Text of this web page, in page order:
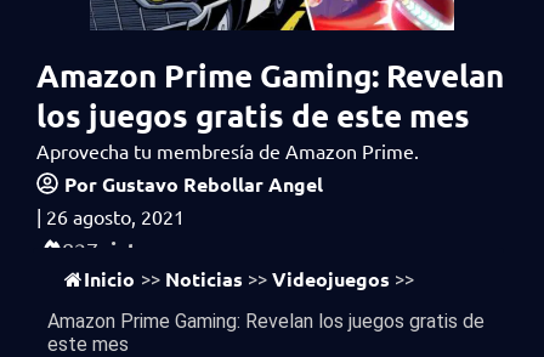
Amazon Prime Gaming: Revelan
los juegos gratis de este mes
Aprovecha tu membresía de Amazon Prime.
PorGustavo Rebollar Angel
| 26 agosto, 2021
827 vistas
Inicio >> Noticias >> Videojuegos >>
Amazon Prime Gaming: Revelan los juegos gratis de
este mes